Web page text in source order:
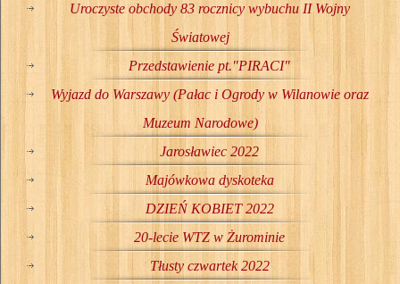
Uroczyste obchody 83 rocznicy wybuchu II Wojny
Światowej
Przedstawienie pt."PIRACI"
Wyjazd do Warszawy (Pałac i Ogrody w Wilanowie oraz
Muzeum Narodowe)
Jarosławiec 2022
Majówkowa dyskoteka
DZIEŃ KOBIET 2022
20-lecie WTZ w Żurominie
Tłusty czwartek 2022